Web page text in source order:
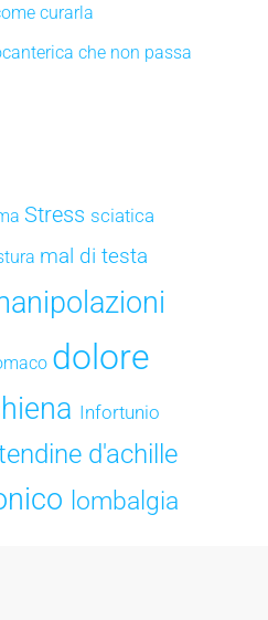
curarla
che non passa
Stress sciatica
mal di testa
dolore
Infortunio
d'achille
lombalgia